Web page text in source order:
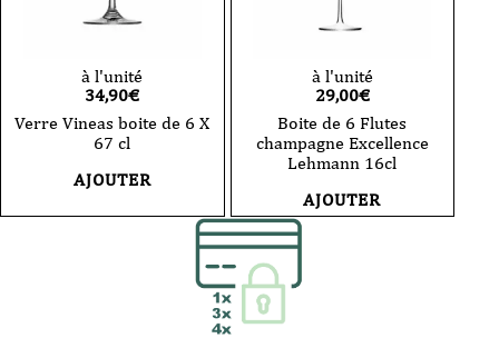
à l'unité
34,90€
Verre Vineas boite de 6 X
67 cl
AJOUTER
à l'unité
29,00€
Boite de 6 Flutes
champagne Excellence
Lehmann 16cl
AJOUTER